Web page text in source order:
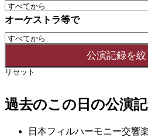
オーケストラ等で
リセット
過去のこの日の公演
日本フィルハーモニー交響